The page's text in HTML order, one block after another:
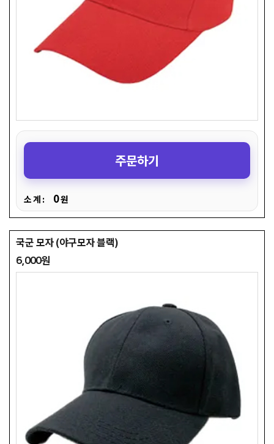
주문하기
소 계 : 0원
국군 모자 (야구모자 블랙)
6,000원